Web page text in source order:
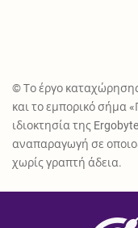
© Το έργο
και το εμπορικό σήμα
ιδιοκτησία της
αναπαραγωγή σε
χωρίς γραπτή άδεια.